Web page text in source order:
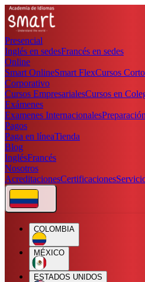
Presencial
Inglés en sedesFrancés en sedes
Online
Smart OnlineSmart FlexCursos
Corporativo
Cursos EmpresarialesCursos en
Exámenes
Examenes Internacionales
Pagos
Paga en líneaTienda
Blog
InglésFrancés
Nosotros
AcreditacionesCertificaciones
COLOMBIA
MÉXICO
ESTADOS UNIDOS